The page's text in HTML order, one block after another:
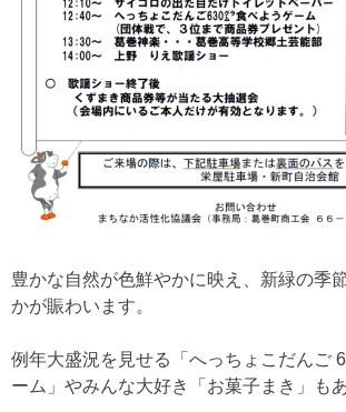
豊かな自然が色鮮やかに映え、新緑の季
かが賑わいます。
例年大盛況を見せる「へっちょこだんご
ーム」やみんな大好き「お菓子まき」も